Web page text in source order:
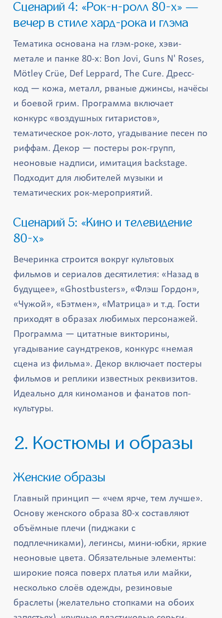
Сценарий 4: «Рок-н-ролл 80-х» —
вечер в стиле хард-рока и глэма
Тематика основана на глэм-роке, хэви-
метале и панке 80-х: Bon Jovi, Guns N' Roses,
Mötley Crüe, Def Leppard, The Cure. Дресс-
код — кожа, металл, рваные джинсы, начёсы
и боевой грим. Программа включает
конкурс «воздушных гитаристов»,
тематическое рок-лото, угадывание песен по
риффам. Декор — постеры рок-групп,
неоновые надписи, имитация backstage.
Подходит для любителей музыки и
тематических рок-мероприятий.
Сценарий 5: «Кино и телевидение
80-х»
Вечеринка строится вокруг культовых
фильмов и сериалов десятилетия: «Назад в
будущее», «Ghostbusters», «Флэш Гордон»,
«Чужой», «Бэтмен», «Матрица» и т.д. Гости
приходят в образах любимых персонажей.
Программа — цитатные викторины,
угадывание саундтреков, конкурс «немая
сцена из фильма». Декор включает постеры
фильмов и реплики известных реквизитов.
Идеально для киноманов и фанатов поп-
культуры.
2. Костюмы и образы
Женские образы
Главный принцип — «чем ярче, тем лучше».
Основу женского образа 80-х составляют
объёмные плечи (пиджаки с
подплечниками), легинсы, мини-юбки, яркие
неоновые цвета. Обязательные элементы:
широкие пояса поверх платья или майки,
несколько слоёв одежды, резиновые
браслеты (желательно стопками на обоих